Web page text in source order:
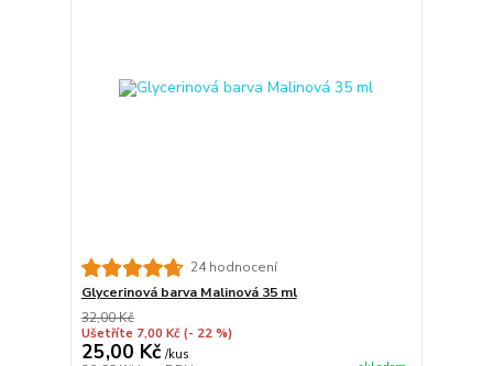
24 hodnocení
Glycerinová barva Malinová 35 ml
32,00 Kč
Ušetříte 7,00 Kč (- 22 %)
25,00 Kč /kus